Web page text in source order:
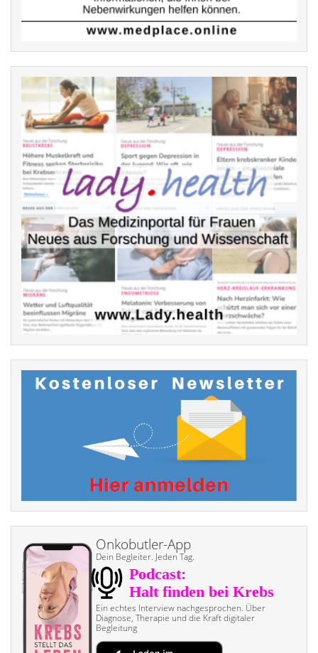
Onkobutler-App
Dein Begleiter. Jeden Tag.
Ein echtes Interview nach­gesprochen. Über
Diagnose, Therapie und die Kraft digitaler
Begleitung